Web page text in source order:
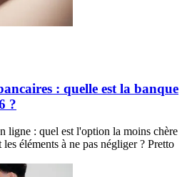
: quelle est la banque
?
ligne : quel est l'option la moins chère
éléments à ne pas négliger ? Pretto